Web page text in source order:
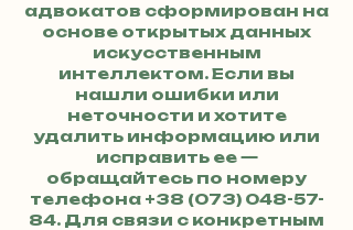
адвокатов сформирован на
основе открытых данных
искусственным
интеллектом. Если вы
нашли ошибки или
неточности и хотите
удалить информацию или
исправить ее —
обращайтесь по номеру
телефона +38 (073) 048-57-
84. Для связи с конкретным